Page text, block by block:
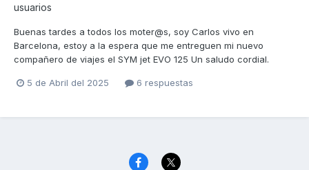
usuarios
Buenas tardes a todos los moter@s, soy Carlos vivo en
Barcelona, estoy a la espera que me entreguen mi nuevo
compañero de viajes el SYM jet EVO 125 Un saludo cordial.
5 de Abril del 2025 6 respuestas